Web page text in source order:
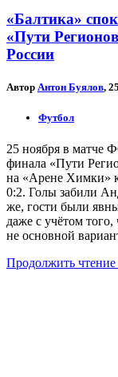
«Балтика»
«Пути
России
Автор Антон Буялов,
Футбол
25 ноября в матче
финала «Пути
на «Арене Химки»
0:2. Голы забили
же, гости были
даже с учётом
не основной
Продолжить чтение